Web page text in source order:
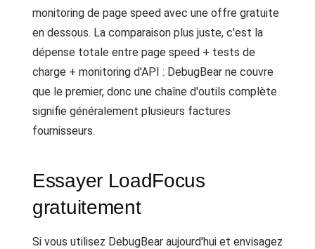
monitoring de page speed avec une offre gratuite
en dessous. La comparaison plus juste, c'est la
dépense totale entre page speed + tests de
charge + monitoring d'API : DebugBear ne couvre
que le premier, donc une chaîne d'outils complète
signifie généralement plusieurs factures
fournisseurs.
Essayer LoadFocus
gratuitement
Si vous utilisez DebugBear aujourd'hui et envisagez